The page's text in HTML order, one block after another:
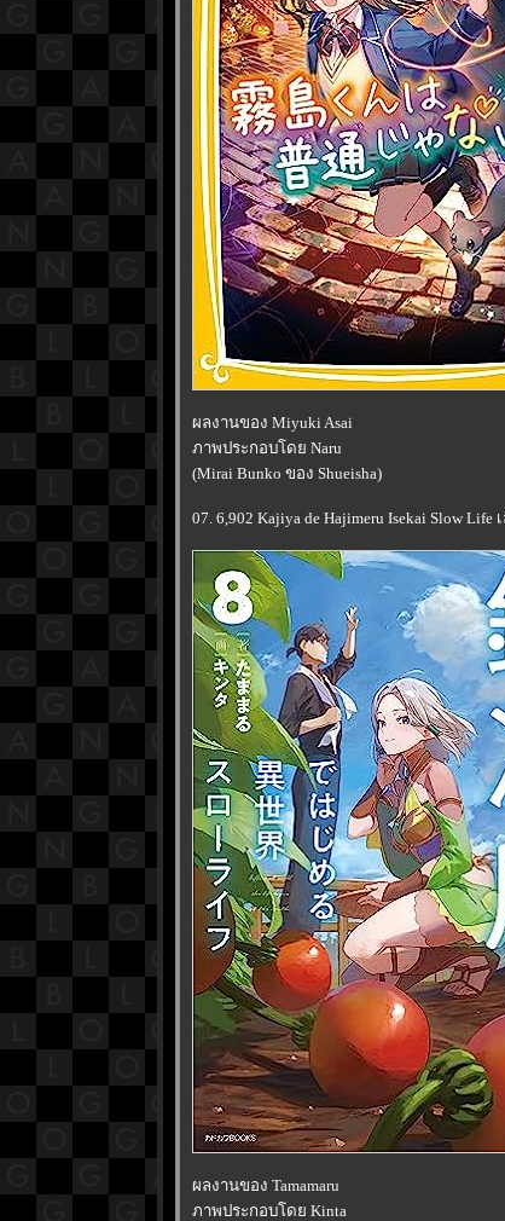
ผลงานของ Miyuki Asai
ภาพประกอบโดย Naru
(Mirai Bunko ของ Shueisha)
07. 6,902 Kajiya de Hajimeru Isekai Slow Life
ผลงานของ Tamamaru
ภาพประกอบโดย Kinta